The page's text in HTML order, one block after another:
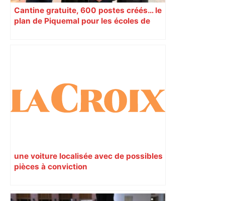
Cantine gratuite, 600 postes créés… le
plan de Piquemal pour les écoles de
une voiture localisée avec de possibles
pièces à conviction